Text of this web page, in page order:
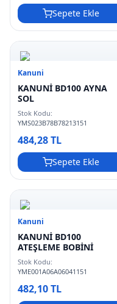
Sepete Ekle
Kanuni
KANUNİ BD100 AYNA
SOL
Stok Kodu:
YMS023B78B78213151
484,28 TL
Sepete Ekle
Kanuni
KANUNİ BD100
ATEŞLEME BOBİNİ
Stok Kodu:
YME001A06A06041151
482,10 TL